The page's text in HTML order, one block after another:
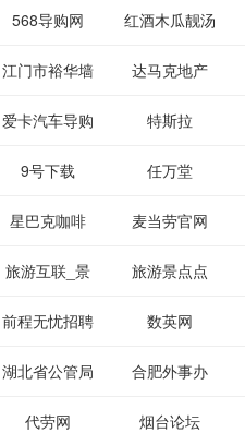
568导购网 红酒木瓜靓汤
官网
江门市裕华墙
纸
达马克地产
爱卡汽车导购 特斯拉
9号下载 任万堂
星巴克咖啡 麦当劳官网
旅游互联_景
点门票预订
旅游景点点
评-猫途鹰
Tripadvisor
前程无忧招聘
网
数英网
湖北省公管局 合肥外事办
代劳网 烟台论坛